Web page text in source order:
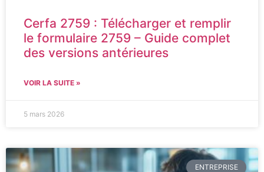
Cerfa 2759 : Télécharger et remplir
le formulaire 2759 – Guide complet
des versions antérieures
VOIR LA SUITE »
5 mars 2026
ENTREPRISE